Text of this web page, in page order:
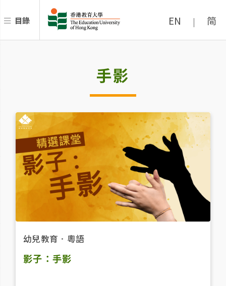
目錄 EN | 简
手影
幼兒教育 ． 粵語
影子：手影